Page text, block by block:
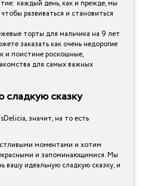
каждый день, как и прежде, мы
развиваться и становиться
торты для мальчика на 9 лет
заказать как очень недорогие
и поистине роскошные,
для самых важных
сказку
значит, на то есть
моментами и хотим
и запоминающимися. Мы
вашу идеальную сладкую сказку, и